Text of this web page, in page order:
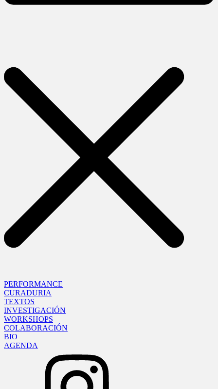
PERFORMANCE
CURADURIA
TEXTOS
INVESTIGACIÓN
WORKSHOPS
COLABORACIÓN
BIO
AGENDA